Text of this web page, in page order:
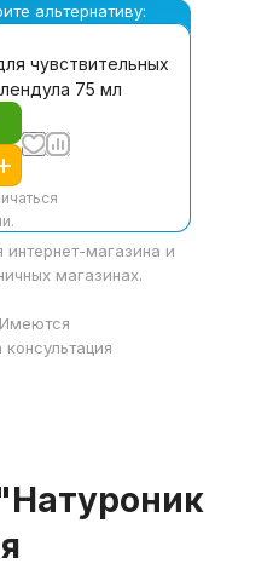
альтернативу:
чувствительных
75 мл
интернет-магазина и
магазинах.